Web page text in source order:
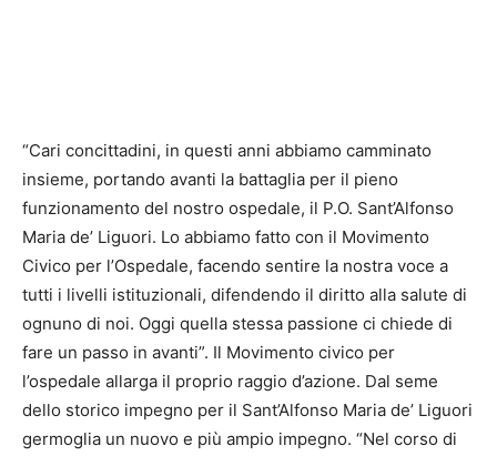
“Cari concittadini, in questi anni abbiamo camminato
insieme, portando avanti la battaglia per il pieno
funzionamento del nostro ospedale, il P.O. Sant’Alfonso
Maria de’ Liguori. Lo abbiamo fatto con il Movimento
Civico per l’Ospedale, facendo sentire la nostra voce a
tutti i livelli istituzionali, difendendo il diritto alla salute di
ognuno di noi. Oggi quella stessa passione ci chiede di
fare un passo in avanti”. Il Movimento civico per
l’ospedale allarga il proprio raggio d’azione. Dal seme
dello storico impegno per il Sant’Alfonso Maria de’ Liguori
germoglia un nuovo e più ampio impegno. “Nel corso di